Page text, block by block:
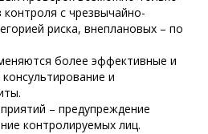
с чрезвычайно-
риска, внеплановых – по
более эффективные и
и
– предупреждение
контролируемых лиц.